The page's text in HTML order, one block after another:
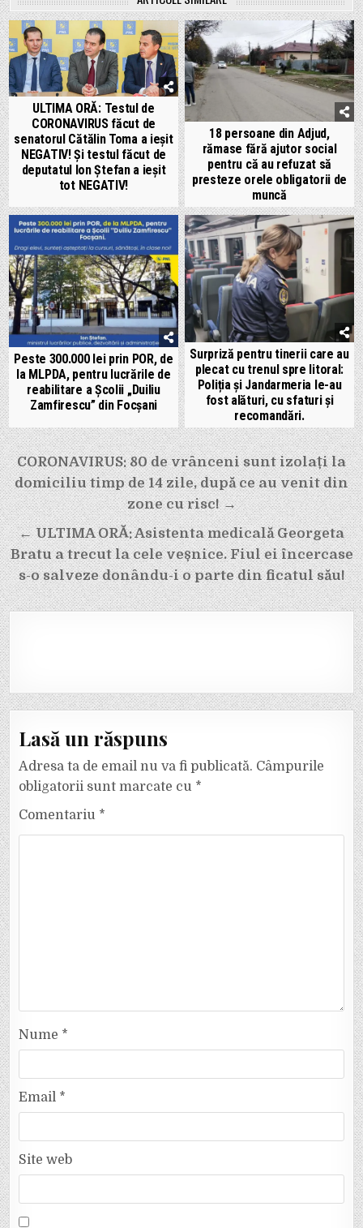
ULTIMA ORĂ: Testul de
CORONAVIRUS făcut de
senatorul Cătălin Toma a ieșit
NEGATIV! Și testul făcut de
deputatul Ion Ștefan a ieșit
tot NEGATIV!
18 persoane din Adjud,
rămase fără ajutor social
pentru că au refuzat să
presteze orele obligatorii de
muncă
Peste 300.000 lei prin POR, de
la MLPDA, pentru lucrările de
reabilitare a Școlii „Duiliu
Zamfirescu” din Focșani
Surpriză pentru tinerii care au
plecat cu trenul spre litoral:
Poliția și Jandarmeria le-au
fost alături, cu sfaturi și
recomandări.
Navigare
în
articole
CORONAVIRUS: 80 de vrânceni sunt izolați la
domiciliu timp de 14 zile, după ce au venit din
zone cu risc! →
← ULTIMA ORĂ: Asistenta medicală Georgeta
Bratu a trecut la cele veșnice. Fiul ei încercase
s-o salveze donându-i o parte din ficatul său!
Lasă un răspuns
Adresa ta de email nu va fi publicată. Câmpurile
obligatorii sunt marcate cu *
Comentariu *
Nume *
Email *
Site web